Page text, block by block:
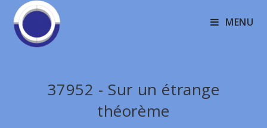
MENU
37952 - Sur un étrange
théorème